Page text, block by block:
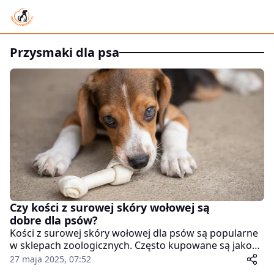
przysmaki dla psa
Czy kości z surowej skóry wołowej są
dobre dla psów?
Kości z surowej skóry wołowej dla psów są popularne
w sklepach zoologicznych. Często kupowane są jako
przysmak do żucia. Dla wielu właścicieli to szybki
27 maja 2025, 07:52